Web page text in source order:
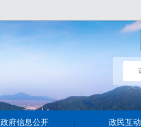
政府信息公开 政民互动